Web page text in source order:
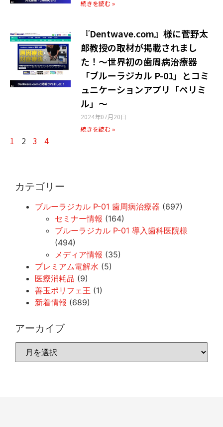
続きを読む »
『Dentwave.com』様に菅野太
郎教授の取材が掲載されまし
た！〜世界初の歯周病治療器
「ブルーラジカル P-01」とコミ
ュニケーションアプリ「ペリミ
ル」〜
2024年07月20日
続きを読む »
1 2 3 4
カテゴリー
ブルーラジカル P-01 歯周病治療器 (697)
セミナー情報 (164)
ブルーラジカル P-01 導入歯科医院様
(494)
メディア情報 (35)
プレミアム電解水 (5)
医療消耗品 (9)
善玉ポリフェ王 (1)
新着情報 (689)
アーカイブ